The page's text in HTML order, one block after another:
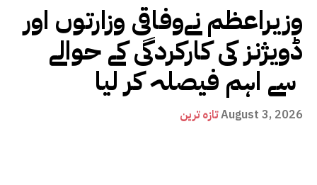
وزیراعظم نےوفاقی وزارتوں اور
ڈویژنز کی کارکردگی کے حوالے
تازہ ترینAugust 3, 2026